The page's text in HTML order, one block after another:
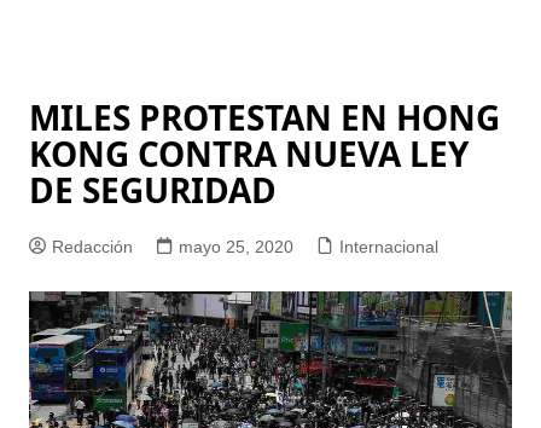
MILES PROTESTAN EN HONG
KONG CONTRA NUEVA LEY
DE SEGURIDAD
Redacción mayo 25, 2020 Internacional